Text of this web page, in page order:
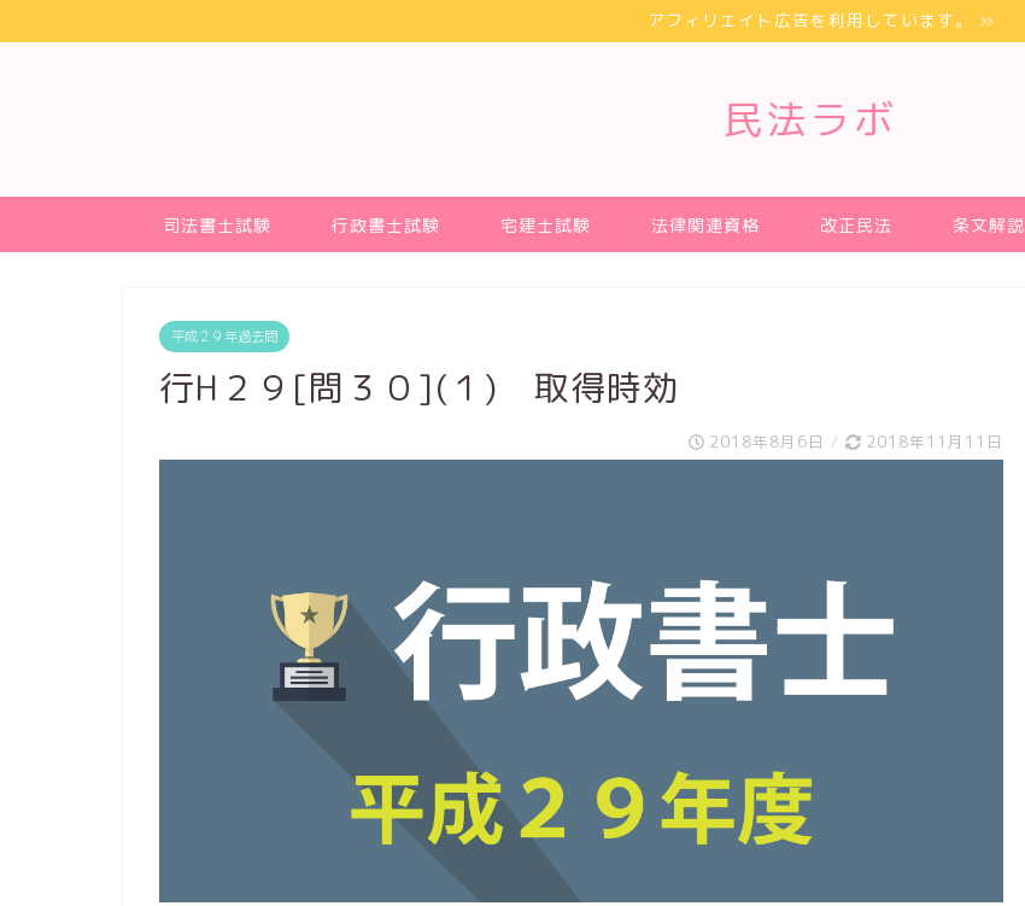
アフィリエイト広告を利用しています。
民法ラボ
司法書士試験 行政書士試験 宅建士試験 法律関連資格 改正民法 条文解説
平成２９年過去問
行H２９[問３０](１) 取得時効
2018年8月6日 / 2018年11月11日